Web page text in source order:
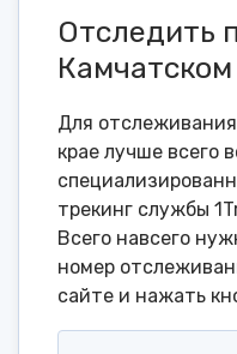
Отследить
Для
крае лучше всего
трекинг службы
Всего навсего
номер
сайте и нажать